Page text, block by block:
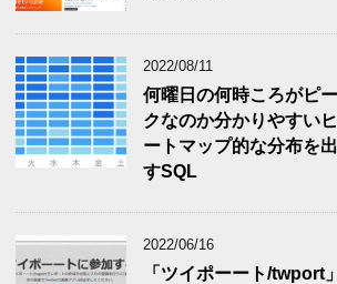
2022/08/11
何曜日の何時ころがピー
クなのか分かりやすいヒ
ートマップ的な分布を出
すSQL
2022/06/16
「ツイポーート/twport」